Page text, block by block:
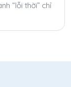
“lỗi thời” chỉ